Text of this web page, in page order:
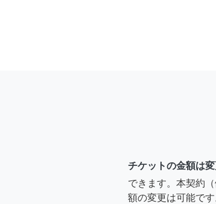
チケットの金額は
できます。本契約
額の変更は可能です